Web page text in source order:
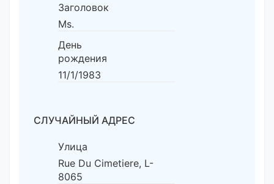
Заголовок
Ms.
День
рождения
11/1/1983
СЛУЧАЙНЫЙ АДРЕС
Улица
Rue Du Cimetiere, L-
8065